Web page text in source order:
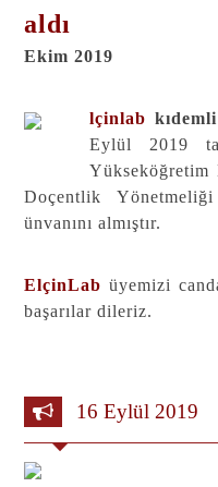
aldı
Ekim 2019
lçinlab
Eylül 2019
Doçentlik
ünvanını almıştır.
ElçinLab üyemizi
başarılar dileriz.
16 Eylül 2019